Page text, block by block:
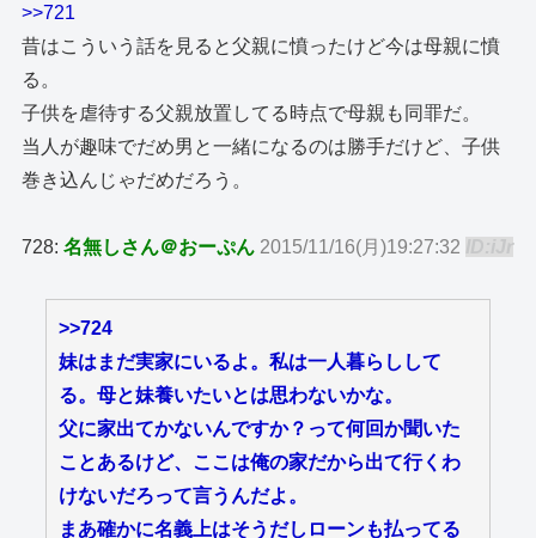
>>721
昔はこういう話を見ると父親に憤ったけど今は母親に憤
る。
子供を虐待する父親放置してる時点で母親も同罪だ。
当人が趣味でだめ男と一緒になるのは勝手だけど、子供
巻き込んじゃだめだろう。
728:名無しさん＠おーぷん 2015/11/16(月)19:27:32 ID:iJr
>>724
妹はまだ実家にいるよ。私は一人暮らしして
る。母と妹養いたいとは思わないかな。
父に家出てかないんですか？って何回か聞いた
ことあるけど、ここは俺の家だから出て行くわ
けないだろって言うんだよ。
まあ確かに名義上はそうだしローンも払ってる